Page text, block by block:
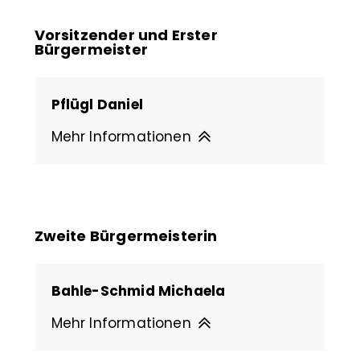
Vorsitzender und Erster
Bürgermeister
Pflügl Daniel
Mehr Informationen
Zweite Bürgermeisterin
Bahle-Schmid Michaela
Mehr Informationen